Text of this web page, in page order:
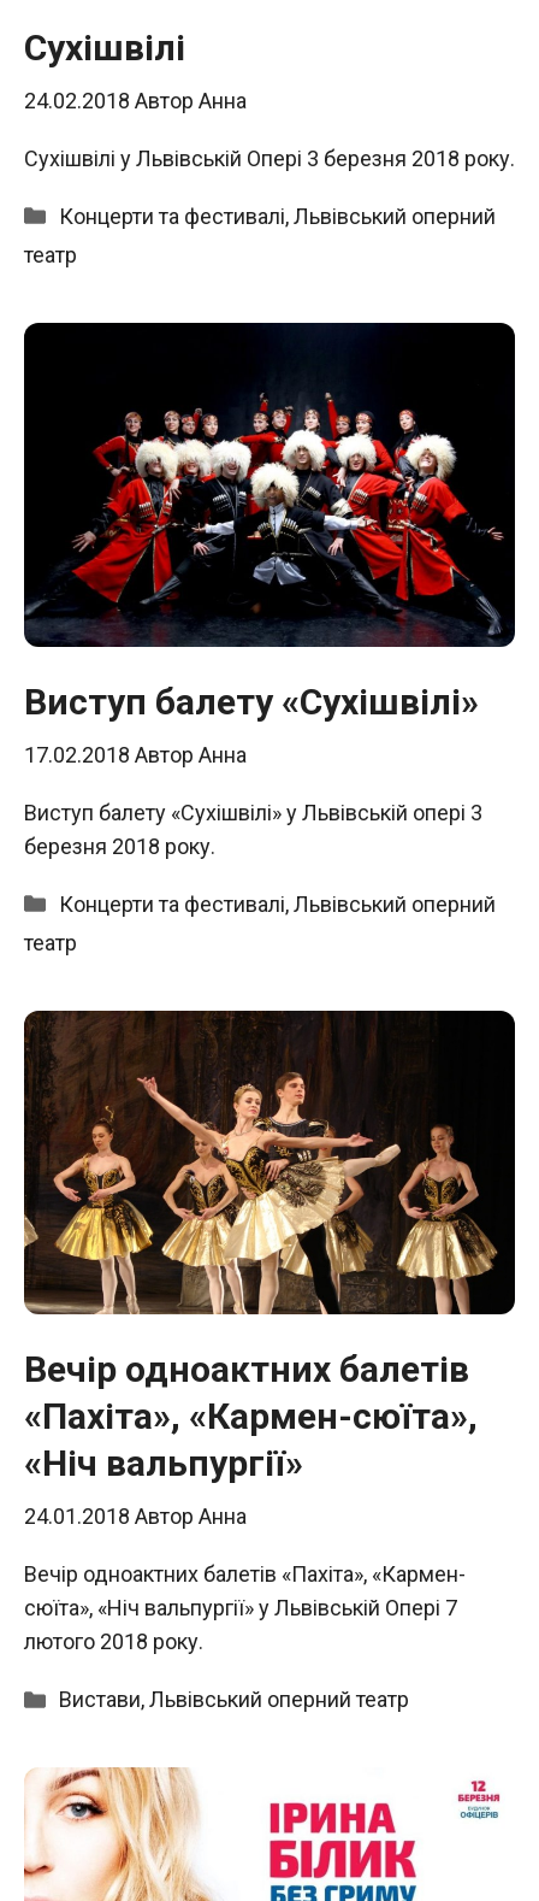
Сухішвілі
24.02.2018 Автор Анна
Сухішвілі у Львівській Опері 3 березня 2018 року.
Категорії
Концерти та фестивалі,Львівський оперний
театр
Виступ балету «Сухішвілі»
17.02.2018 Автор Анна
Виступ балету «Сухішвілі» у Львівській опері 3
березня 2018 року.
Категорії
Концерти та фестивалі,Львівський оперний
театр
Вечір одноактних балетів
«Пахіта», «Кармен-сюїта»,
«Ніч вальпургії»
24.01.2018 Автор Анна
Вечір одноактних балетів «Пахіта», «Кармен-
сюїта», «Ніч вальпургії» у Львівській Опері 7
лютого 2018 року.
Категорії
Вистави,Львівський оперний театр